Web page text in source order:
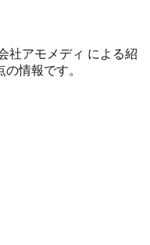
社アモメディ による紹
情報です。